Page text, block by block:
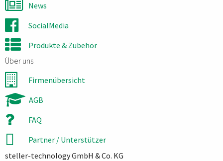
News
SocialMedia
Produkte & Zubehör
Über uns
Firmenübersicht
AGB
FAQ
Partner / Unterstützer
steller-technology GmbH & Co. KG